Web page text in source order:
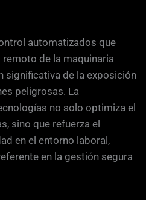
automatizados que
de la maquinaria
significativa de la exposición
peligrosas. La
no solo optimiza el
sino que refuerza el
en el entorno laboral,
en la gestión segura